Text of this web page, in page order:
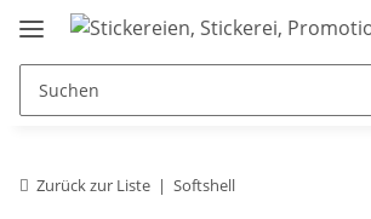
Zurück zur Liste Softshell